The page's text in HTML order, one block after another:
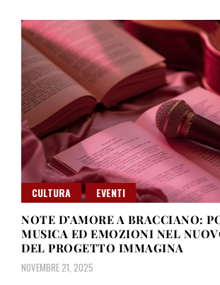
CULTURA
EVENTI
NOTE D’AMORE A BRACCIANO:
MUSICA ED EMOZIONI NEL
DEL PROGETTO IMMAGINA
NOVEMBRE 21, 2025